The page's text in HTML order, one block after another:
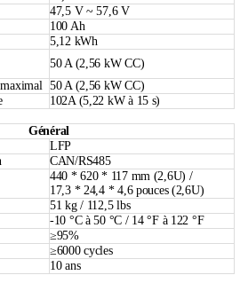
47,5 V ~ 57,6 V
100 Ah
5,12 kWh
50 A (2,56 kW CC)
50 A (2,56 kW CC)
102A (5,22 kW à 15 s)
Général
LFP
CAN/RS485
440 * 620 * 117 mm (2,6U) /
17,3 * 24,4 * 4,6 pouces (2,6U)
51 kg / 112,5 lbs
-10 °C à 50 °C / 14 °F à 122 °F
≥95%
≥6000 cycles
10 ans